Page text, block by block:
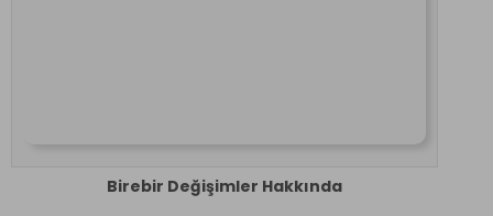
Birebir Değişimler Hakkında